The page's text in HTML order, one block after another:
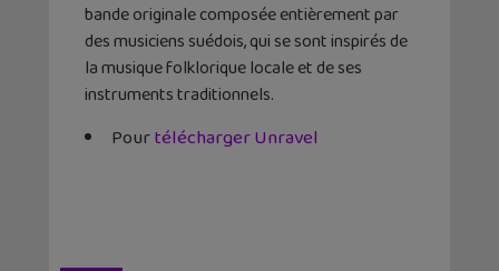
bande originale composée entièrement par
des musiciens suédois, qui se sont inspirés de
la musique folklorique locale et de ses
instruments traditionnels.
Pourtélécharger Unravel